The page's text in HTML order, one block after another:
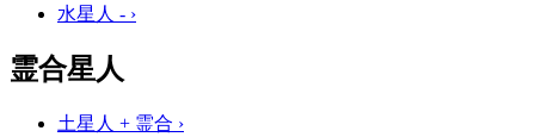
水星人 - ›
霊合星人
土星人 + 霊合 ›